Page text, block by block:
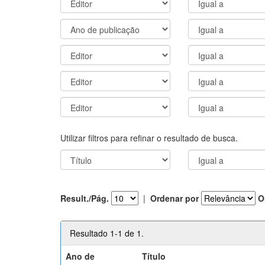
Utilizar filtros para refinar o resultado de busca.
Result./Pág. | Ordenar por
Resultado 1-1 de 1.
Ano de
Título